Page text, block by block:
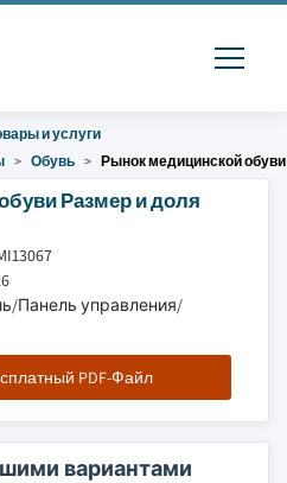
и услуги
Обувь Рынок медицинской обуви
Размер и доля
Панель управления/
PDF-Файл
вариантами